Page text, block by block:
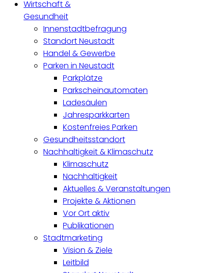
Wirtschaft &
Gesundheit
Innenstadtbefragung
Standort Neustadt
Handel & Gewerbe
Parken in Neustadt
Parkplätze
Parkscheinautomaten
Ladesäulen
Jahresparkkarten
Kostenfreies Parken
Gesundheitsstandort
Nachhaltigkeit & Klimaschutz
Klimaschutz
Nachhaltigkeit
Aktuelles & Veranstaltungen
Projekte & Aktionen
Vor Ort aktiv
Publikationen
Stadtmarketing
Vision & Ziele
Leitbild